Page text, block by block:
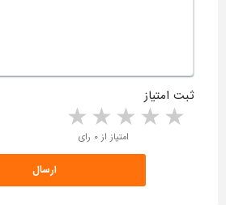
ثبت امتیاز
4 stars 3 stars 2 stars 1 star امتیاز از ۰ رای